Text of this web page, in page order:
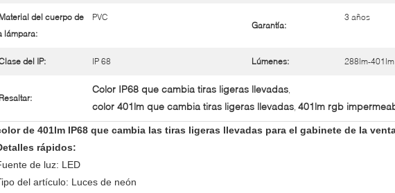
del cuerpo de
lámpara:
PVC
Garantía:
3 años
del IP: IP 68 Lúmenes: 288lm-401lm
Color IP68 que cambia tiras ligeras llevadas,
color 401lm que cambia tiras ligeras llevadas, 401lm rgb
de 401lm IP68 que cambia las tiras ligeras llevadas para el gabinete de la
rápidos:
de luz: LED
del artículo: Luces de neón